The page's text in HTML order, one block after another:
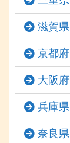
滋賀県
京都府
大阪府
兵庫県
奈良県